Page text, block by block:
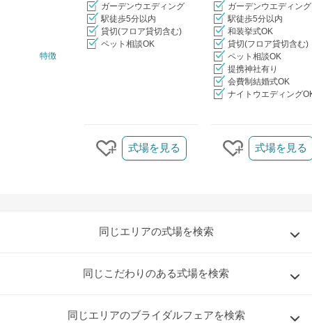
特徴
ガーデンウエディング
駅徒歩5分以内
貸切(フロア貸切含む)
ペット相談OK
ガーデンウエディング
駅徒歩5分以内
和装挙式OK
貸切(フロア貸切含む)
ペット相談OK
提携神社有り
会費制結婚式OK
ナイトウエディング
クリップする
式場を見る
クリップする
式場を見る
同じエリアの式場を検索
同じこだわりのある式場を検索
同じエリアのブライダルフェアを検索